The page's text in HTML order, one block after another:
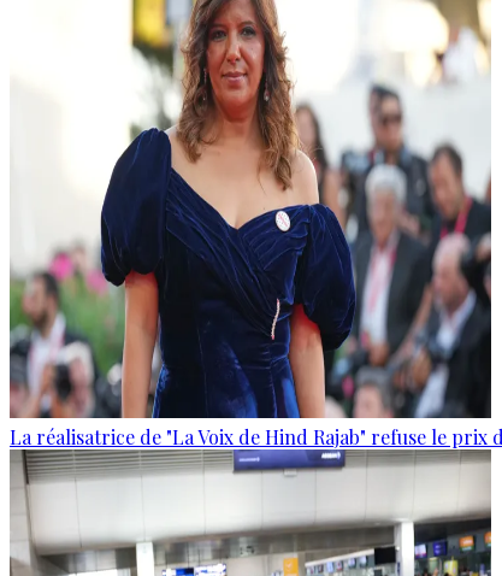
La réalisatrice de "La Voix de Hind Rajab" refuse le